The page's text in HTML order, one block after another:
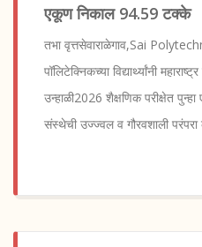
एकूण निकाल 94.59 टक्के
तभा वृत्तसेवाराळेगाव,Sai
पॉलिटेक्निकच्या विद्यार्थ्यांनी
उन्हाळी2026 शैक्षणिक परीक्षेत
संस्थेची उज्ज्वल व गौरवशाली